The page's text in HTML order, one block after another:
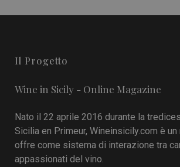
Il Progetto
Wine in Sicily - Online Magazine
Nato il 22 aprile 2016 durante la
Sicilia en Primeur, Wineinsicily.com è
offre come sistema di interazione tra
appassionati del vino.